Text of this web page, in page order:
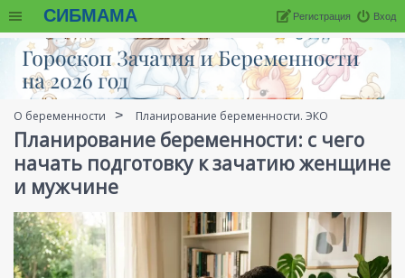
СИБМАМА Вход
Регистрация
О беременности Планирование беременности. ЭКО
Планирование беременности: с чего
начать подготовку к зачатию женщине
и мужчине